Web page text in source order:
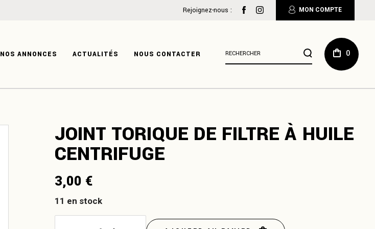
Rejoignez-nous : MON COMPTE
NOS ANNONCES ACTUALITÉS NOUS CONTACTER
de
recherche
0
:
JOINT TORIQUE DE FILTRE À HUILE
CENTRIFUGE
3,00 €
11 en stock